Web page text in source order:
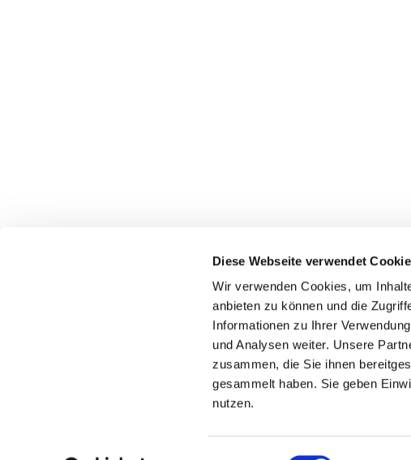
Diese Webseite verwendet
Wir verwenden Cookies, um
anbieten zu können und die
Informationen zu Ihrer
und Analysen weiter. Unsere
zusammen, die Sie ihnen
gesammelt haben. Sie geben
nutzen.